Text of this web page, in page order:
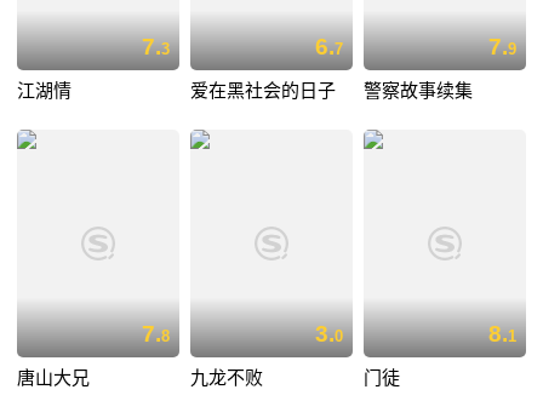
7.3
江湖情
6.7
爱在黑社会的日子
7.9
警察故事续集
7.8
唐山大兄
3.0
九龙不败
8.1
门徒